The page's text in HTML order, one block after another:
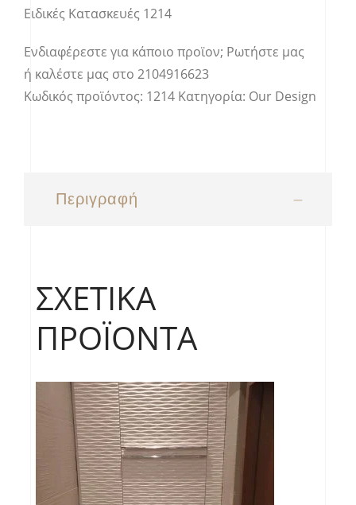
Ειδικές Κατασκευές 1214
Ενδιαφέρεστε για κάποιο προϊον; Ρωτήστε μας
ή καλέστε μας στο 2104916623
Κωδικός προϊόντος: 1214 Κατηγορία: Our Design
Περιγραφή
ΣΧΕΤΙΚΆ
ΠΡΟΪΌΝΤΑ